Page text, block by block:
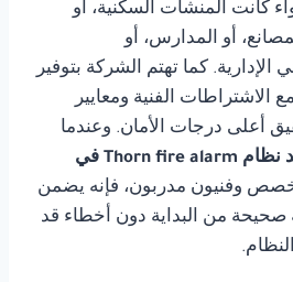
كانت المنشآت السكنية، أو
أو المدارس، أو
الإدارية. كما تهتم الشركة بتوفير
الاشتراطات الفنية ومعايير
أعلى درجات الأمان. وعندما
توريد نظام Thorn fire alarm في
وفنيون مدربون، فإنه يضمن
من البداية دون أخطاء قد